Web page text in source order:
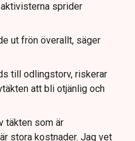
sprider
ut frön överallt, säger
till odlingstorv, riskerar
att bli otjänlig och
täkten som är
stora kostnader. Jag vet